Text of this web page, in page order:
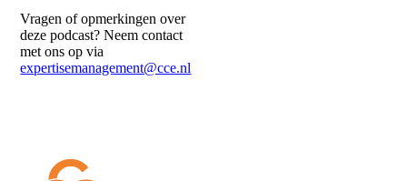
dopaminestoornis)
Vragen of opmerkingen over
deze podcast? Neem contact
met ons op via
expertisemanagement@cce.nl